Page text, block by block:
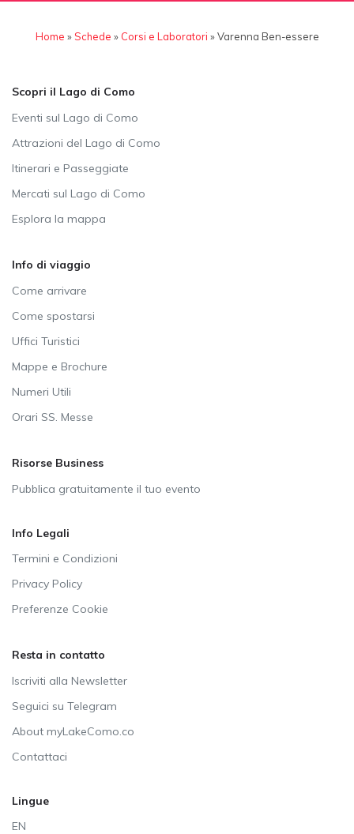
Home »Schede » Corsi e Laboratori »Varenna Ben-essere
Scopri il Lago di Como
Eventi sul Lago di Como
Attrazioni del Lago di Como
Itinerari e Passeggiate
Mercati sul Lago di Como
Esplora la mappa
Info di viaggio
Come arrivare
Come spostarsi
Uffici Turistici
Mappe e Brochure
Numeri Utili
Orari SS. Messe
Risorse Business
Pubblica gratuitamente il tuo evento
Info Legali
Termini e Condizioni
Privacy Policy
Preferenze Cookie
Resta in contatto
Iscriviti alla Newsletter
Seguici su Telegram
About myLakeComo.co
Contattaci
Lingue
EN